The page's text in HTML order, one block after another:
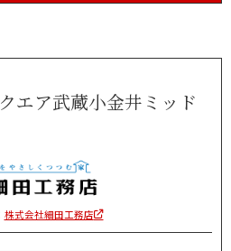
エア武蔵小金井ミッド
株式会社細田工務店